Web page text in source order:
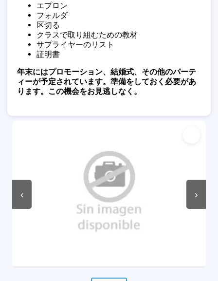
‹ ›
エプロン
フォルダ
区切る
クラスで取り組むための教材
サプライヤーのリスト
証明書
年末にはプロモーション、結婚式、その他のパーテ
ィーが予定されています。準備をしておく必要があ
ります。この機会をお見逃しなく。